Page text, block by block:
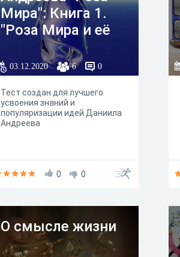
Мира": Книга 1.
"Роза Мира и её
место в истории",
глава 2.
"Отношение к
культуре"
03.12.2020 6 0
Тест создан для лучшего
усвоения знаний и
популяризации идей Даниила
Андреева
0 0
О смысле жизни